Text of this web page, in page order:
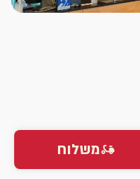
משלוח